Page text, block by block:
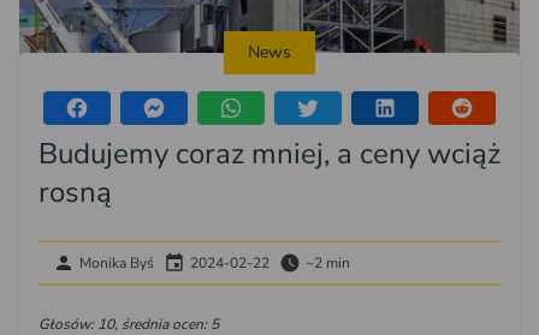
News
Budujemy coraz mniej, a ceny wciąż
rosną
Monika Byś 2024-02-22 ~2 min
Głosów: 10, średnia ocen: 5